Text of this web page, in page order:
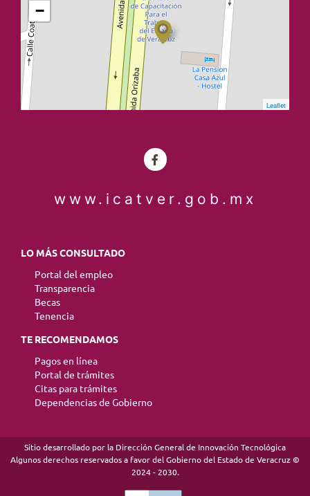
−
Leaflet
www.icatver.gob.mx
LO MÁS CONSULTADO
Portal del empleo
Transparencia
Becas
Tenencia
TE RECOMENDAMOS
Pagos en línea
Portal de trámites
Citas para trámites
Dependencias de Gobierno
Sitio desarrollado por la Dirección General de Innovación Tecnológica
Algunos derechos reservados a favor del Gobierno del Estado de Veracruz ©
2024 - 2030.